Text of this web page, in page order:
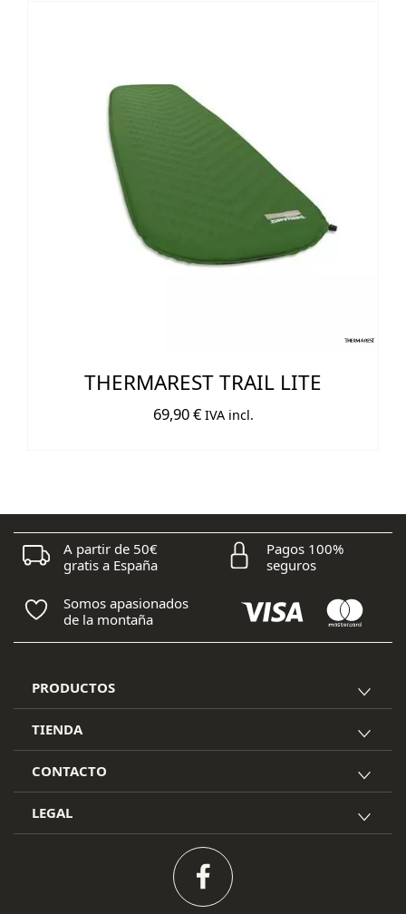
THERMAREST TRAIL LITE
69,90€ IVA incl.
A partir de 50€
gratis a España
Pagos 100%
seguros
Somos apasionados
de la montaña
PRODUCTOS
TIENDA
CONTACTO
LEGAL